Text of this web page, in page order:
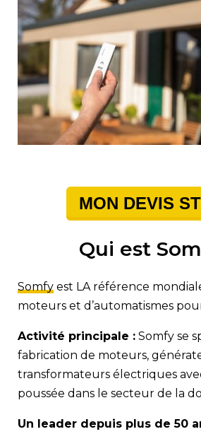
MON DEVIS
Qui est
Somfy est LA référence
moteurs et d’automatismes
Activité principale : Somfy se
fabrication de moteurs,
transformateurs électriques
poussée dans le secteur de la
Un leader depuis plus de 50